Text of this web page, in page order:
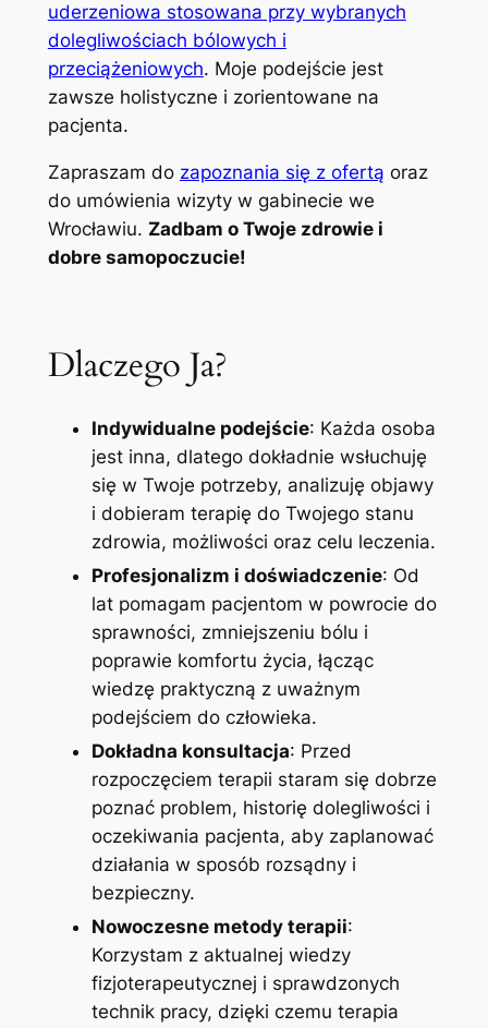
uderzeniowa stosowana przy wybranych
dolegliwościach bólowych i
przeciążeniowych. Moje podejście jest
zawsze holistyczne i zorientowane na
pacjenta.
Zapraszam do zapoznania się z ofertą oraz
do umówienia wizyty w gabinecie we
Wrocławiu. Zadbam o Twoje zdrowie i
dobre samopoczucie!
Dlaczego Ja?
Indywidualne podejście: Każda osoba
jest inna, dlatego dokładnie wsłuchuję
się w Twoje potrzeby, analizuję objawy
i dobieram terapię do Twojego stanu
zdrowia, możliwości oraz celu leczenia.
Profesjonalizm i doświadczenie: Od
lat pomagam pacjentom w powrocie do
sprawności, zmniejszeniu bólu i
poprawie komfortu życia, łącząc
wiedzę praktyczną z uważnym
podejściem do człowieka.
Dokładna konsultacja: Przed
rozpoczęciem terapii staram się dobrze
poznać problem, historię dolegliwości i
oczekiwania pacjenta, aby zaplanować
działania w sposób rozsądny i
bezpieczny.
Nowoczesne metody terapii:
Korzystam z aktualnej wiedzy
fizjoterapeutycznej i sprawdzonych
technik pracy, dzięki czemu terapia